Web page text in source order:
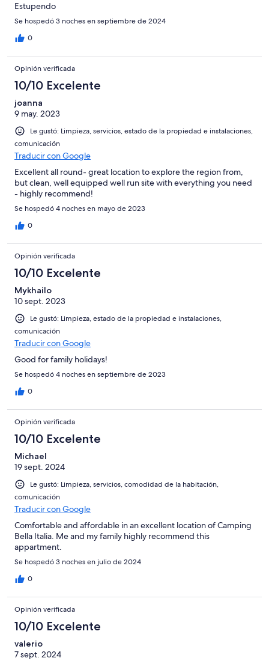
Estupendo
Se hospedó 3 noches en septiembre de 2024
0
Opinión verificada
10/10 Excelente
joanna
9 may. 2023
Le gustó: Limpieza, servicios, estado de la propiedad e instalaciones,
comunicación
Traducir con Google
Excellent all round- great location to explore the region from,
but clean, well equipped well run site with everything you need
- highly recommend!
Se hospedó 4 noches en mayo de 2023
0
Opinión verificada
10/10 Excelente
Mykhailo
10 sept. 2023
Le gustó: Limpieza, estado de la propiedad e instalaciones,
comunicación
Traducir con Google
Good for family holidays!
Se hospedó 4 noches en septiembre de 2023
0
Opinión verificada
10/10 Excelente
Michael
19 sept. 2024
Le gustó: Limpieza, servicios, comodidad de la habitación,
comunicación
Traducir con Google
Comfortable and affordable in an excellent location of Camping
Bella Italia. Me and my family highly recommend this
appartment.
Se hospedó 3 noches en julio de 2024
0
Opinión verificada
10/10 Excelente
valerio
7 sept. 2024